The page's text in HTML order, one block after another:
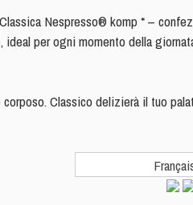
Nespresso® komp * –
per ogni momento della
Classico delizierà il tuo